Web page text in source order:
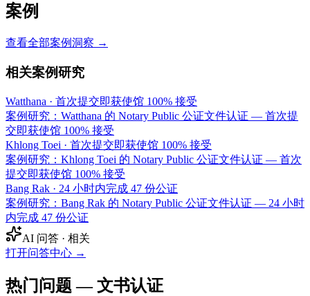
案例
查看全部案例洞察 →
相关案例研究
Watthana · 首次提交即获使馆 100% 接受
案例研究：Watthana 的 Notary Public 公证文件认证 — 首次提
交即获使馆 100% 接受
Khlong Toei · 首次提交即获使馆 100% 接受
案例研究：Khlong Toei 的 Notary Public 公证文件认证 — 首次
提交即获使馆 100% 接受
Bang Rak · 24 小时内完成 47 份公证
案例研究：Bang Rak 的 Notary Public 公证文件认证 — 24 小时
内完成 47 份公证
AI 问答 · 相关
打开问答中心 →
热门问题 — 文书认证